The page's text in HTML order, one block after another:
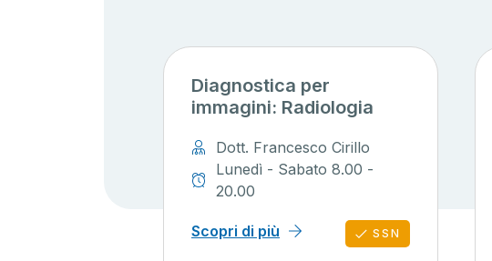
Diagnostica per
immagini: Radiologia
Dott. Francesco Cirillo
Lunedì - Sabato 8.00 -
20.00
Scopri di più SSN